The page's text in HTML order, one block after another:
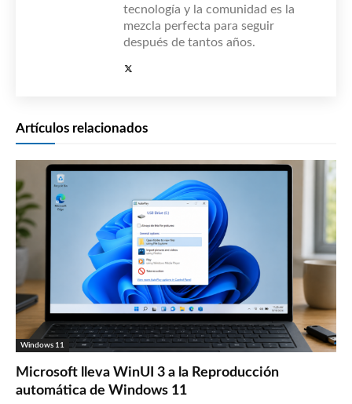
tecnología y la comunidad es la
mezcla perfecta para seguir
después de tantos años.
Artículos relacionados
Windows 11
Microsoft lleva WinUI 3 a la Reproducción
automática de Windows 11